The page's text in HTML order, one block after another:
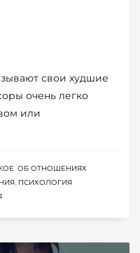
свои худшие
очень легко
или
, ОБ ОТНОШЕНИЯХ
, ПСИХОЛОГИЯ